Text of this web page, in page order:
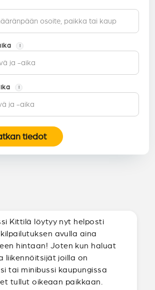
i
i
tiedot
Kittilä löytyy nyt helposti
avulla aina
hintaan! Joten kun haluat
liikennöitsijät joilla on
tai minibussi kaupungissa
tullut oikeaan paikkaan.